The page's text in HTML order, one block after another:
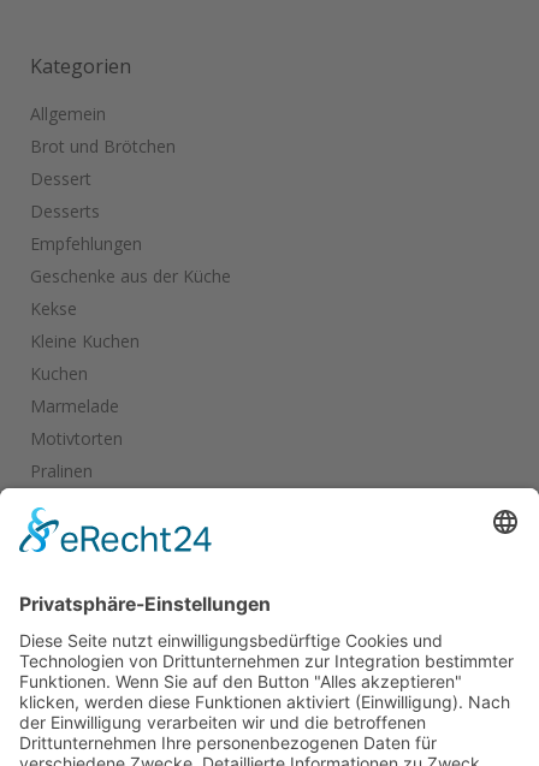
Kategorien
Allgemein
Brot und Brötchen
Dessert
Desserts
Empfehlungen
Geschenke aus der Küche
Kekse
Kleine Kuchen
Kuchen
Marmelade
Motivtorten
Pralinen
Salate
Salziges
start_torte
Torten
Weihnachtskekse